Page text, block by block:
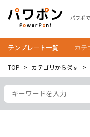
パワポ
テンプレート一覧 カテ
TOP カテゴリから探す